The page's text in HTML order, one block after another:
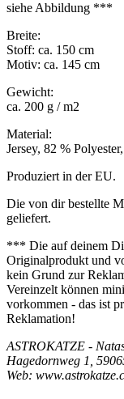
siehe Abbildung ***
Breite:
Stoff: ca. 150 cm
Motiv: ca. 145 cm
Gewicht:
ca. 200 g / m2
Material:
Jersey, 82 %
Produziert in der EU.
Die von dir bestellte
geliefert.
*** Die auf deinem
Originalprodukt und
kein Grund zur
Vereinzelt können
vorkommen - das ist
Reklamation!
ASTROKATZE -
Hagedornweg 1,
Web: